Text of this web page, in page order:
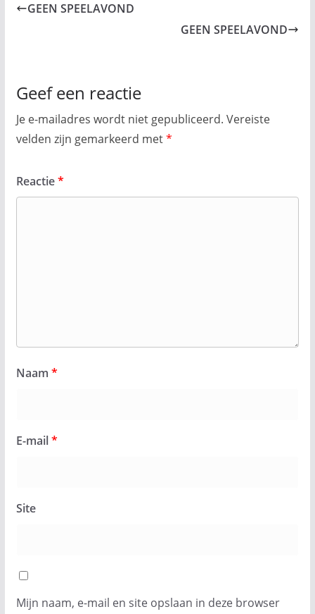
GEEN SPEELAVOND
GEEN SPEELAVOND
Geef een reactie
Je e-mailadres wordt niet gepubliceerd. Vereiste
velden zijn gemarkeerd met*
Reactie*
Naam *
E-mail*
Site
Mijn naam, e-mail en site opslaan in deze browser